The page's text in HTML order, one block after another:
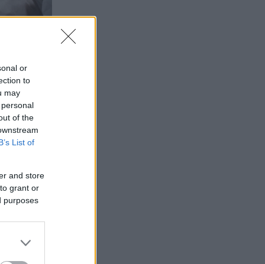
or
to
may
of the
List of
and store
grant or
purposes